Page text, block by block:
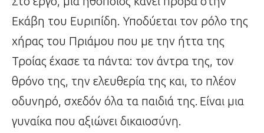
Εκάβη του Ευριπίδη. Υποδύεται τον ρόλο της
χήρας του Πριάμου που με την ήττα της
Τροίας έχασε τα πάντα: τον άντρα της, τον
θρόνο της, την ελευθερία της και, το πλέον
οδυνηρό, σχεδόν όλα τα παιδιά της. Είναι μια
γυναίκα που αξιώνει δικαιοσύνη.